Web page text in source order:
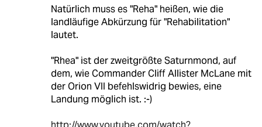
Natürlich muss es "Reha" heißen, wie die
landläufige Abkürzung für "Rehabilitation"
lautet.
"Rhea" ist der zweitgrößte Saturnmond, auf
dem, wie Commander Cliff Allister McLane mit
der Orion VII befehlswidrig bewies, eine
Landung möglich ist. :-)